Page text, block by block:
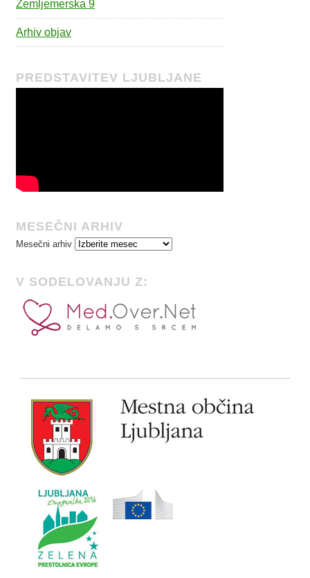
Zemljemerska 9
Arhiv objav
PREDSTAVITEV LJUBLJANE
MESEČNI ARHIV
Mesečni arhiv
V SODELOVANJU Z: